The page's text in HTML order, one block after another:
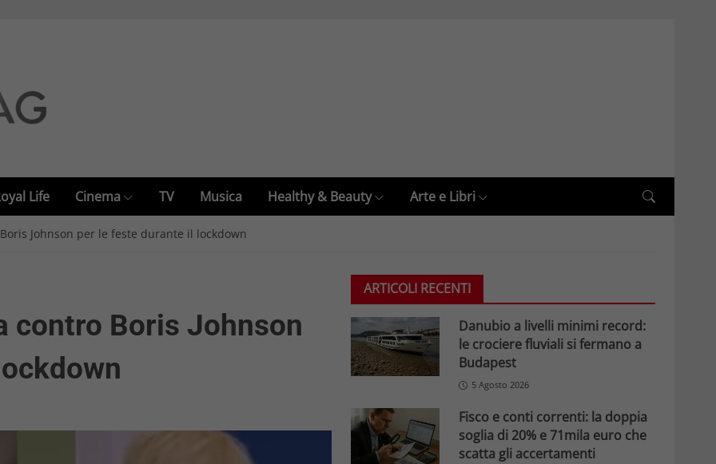
Life Cinema TV Musica Healthy & Beauty Arte e Libri
Johnson per le feste durante il lockdown
contro Boris Johnson
ARTICOLI RECENTI
Danubio a livelli minimi record:
le crociere fluviali si fermano a
Budapest
5 Agosto 2026
Fisco e conti correnti: la doppia
soglia di 20% e 71mila euro che
scatta gli accertamenti